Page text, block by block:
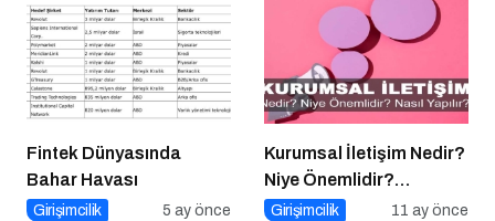
Fintek Dünyasında
Bahar Havası
Girişimcilik 5 ay önce
Kurumsal İletişim Nedir?
Niye Önemlidir?
Kurumsal İletişim Nasıl
Girişimcilik 11 ay önce